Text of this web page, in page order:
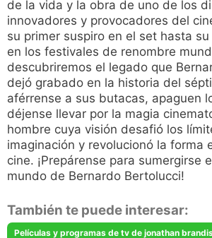
de la vida y la obra de uno de los
innovadores y provocadores del
su primer suspiro en el set hasta
en los festivales de renombre
descubriremos el legado que
dejó grabado en la historia del
aférrense a sus butacas, apaguen
déjense llevar por la magia
hombre cuya visión desafió los
imaginación y revolucionó la forma
cine. ¡Prepárense para sumergirse
mundo de Bernardo Bertolucci!
También te puede interesar:
Películas y programas de tv de jonathan